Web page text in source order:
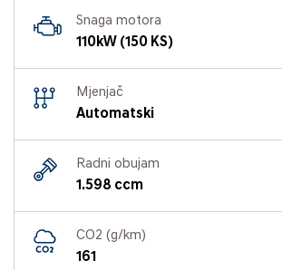
Snaga motora
110kW (150 KS)
Mjenjač
Automatski
Radni obujam
1.598 ccm
CO2 (g/km)
161